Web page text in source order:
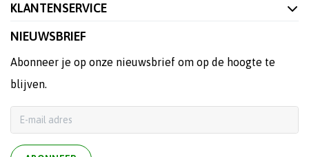
KLANTENSERVICE
NIEUWSBRIEF
Abonneer je op onze nieuwsbrief om op de hoogte te
blijven.